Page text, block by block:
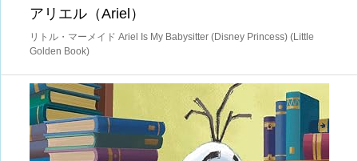
アリエル（Ariel）
リトル・マーメイド Ariel Is My Babysitter (Disney Princess) (Little
Golden Book)